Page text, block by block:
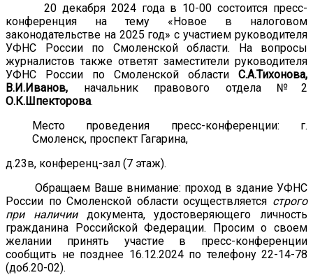
20 декабря 2024 года в 10-00 состоится пресс-
конференция на тему «Новое в налоговом
законодательстве на 2025 год» с участием руководителя
УФНС России по Смоленской области. На вопросы
журналистов также ответят заместители руководителя
УФНС России по Смоленской области С.А.Тихонова,
В.И.Иванов, начальник правового отдела №2
О.К.Шпекторова.
Место проведения пресс-конференции: г.
Смоленск, проспект Гагарина,
д.23в, конференц-зал (7 этаж).
Обращаем Ваше внимание: проход в здание УФНС
России по Смоленской области осуществляется строго
при наличиидокумента, удостоверяющего личность
гражданина Российской Федерации. Просим о своем
желании принять участие в пресс-конференции
сообщить не позднее 16.12.2024 по телефону 22-14-78
(доб.20-02).